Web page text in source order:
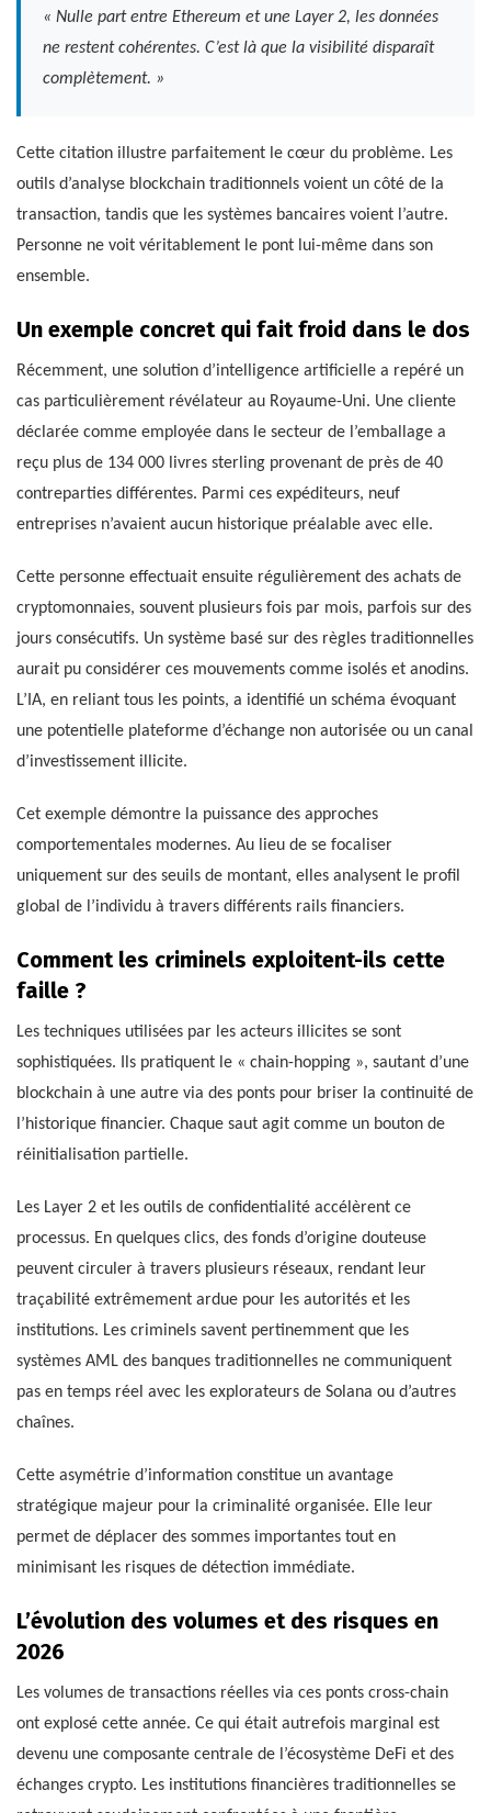
« Nulle part entre Ethereum et une Layer 2, les données
ne restent cohérentes. C’est là que la visibilité disparaît
complètement. »
Cette citation illustre parfaitement le cœur du problème. Les
outils d’analyse blockchain traditionnels voient un côté de la
transaction, tandis que les systèmes bancaires voient l’autre.
Personne ne voit véritablement le pont lui-même dans son
ensemble.
Un exemple concret qui fait froid dans le dos
Récemment, une solution d’intelligence artificielle a repéré un
cas particulièrement révélateur au Royaume-Uni. Une cliente
déclarée comme employée dans le secteur de l’emballage a
reçu plus de 134 000 livres sterling provenant de près de 40
contreparties différentes. Parmi ces expéditeurs, neuf
entreprises n’avaient aucun historique préalable avec elle.
Cette personne effectuait ensuite régulièrement des achats de
cryptomonnaies, souvent plusieurs fois par mois, parfois sur des
jours consécutifs. Un système basé sur des règles traditionnelles
aurait pu considérer ces mouvements comme isolés et anodins.
L’IA, en reliant tous les points, a identifié un schéma évoquant
une potentielle plateforme d’échange non autorisée ou un canal
d’investissement illicite.
Cet exemple démontre la puissance des approches
comportementales modernes. Au lieu de se focaliser
uniquement sur des seuils de montant, elles analysent le profil
global de l’individu à travers différents rails financiers.
Comment les criminels exploitent-ils cette
faille ?
Les techniques utilisées par les acteurs illicites se sont
sophistiquées. Ils pratiquent le « chain-hopping », sautant d’une
blockchain à une autre via des ponts pour briser la continuité de
l’historique financier. Chaque saut agit comme un bouton de
réinitialisation partielle.
Les Layer 2 et les outils de confidentialité accélèrent ce
processus. En quelques clics, des fonds d’origine douteuse
peuvent circuler à travers plusieurs réseaux, rendant leur
traçabilité extrêmement ardue pour les autorités et les
institutions. Les criminels savent pertinemment que les
systèmes AML des banques traditionnelles ne communiquent
pas en temps réel avec les explorateurs de Solana ou d’autres
chaînes.
Cette asymétrie d’information constitue un avantage
stratégique majeur pour la criminalité organisée. Elle leur
permet de déplacer des sommes importantes tout en
minimisant les risques de détection immédiate.
L’évolution des volumes et des risques en
2026
Les volumes de transactions réelles via ces ponts cross-chain
ont explosé cette année. Ce qui était autrefois marginal est
devenu une composante centrale de l’écosystème DeFi et des
échanges crypto. Les institutions financières traditionnelles se